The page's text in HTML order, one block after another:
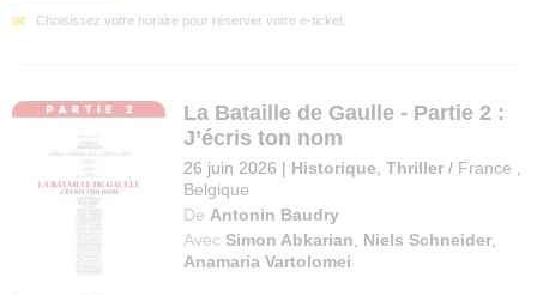
Choisissez votre horaire pour réserver votre e-ticket.
La Bataille de Gaulle - Partie 2 :
J’écris ton nom
26 juin 2026 | Historique ,Thriller / France
Belgique
De Antonin Baudry
Avec Simon Abkarian Niels Schneider
Anamaria Vartolomei